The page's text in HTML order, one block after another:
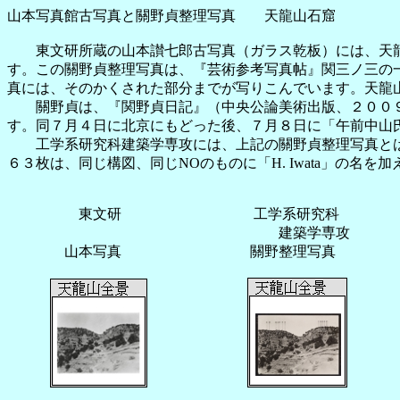
山本写真館古写真と關野貞整理写真 天龍山石窟
東文研所蔵の山本讃七郎古写真（ガラス乾板）には、天
す。この關野貞整理写真は、『芸術参考写真帖』関三ノ三
真には、そのかくされた部分までが写りこんでいます。天
關野貞は、『関野貞日記』（中央公論美術出版、２００
す。同７月４日に北京にもどった後、７月８日に「午前中
工学系研究科建築学専攻には、上記の關野貞整理写真と
６３枚は、同じ構図、同じNOのものに「H. Iwata」の名を
東文研 工学系研究科
建築学専攻
山本写真 關野整理写